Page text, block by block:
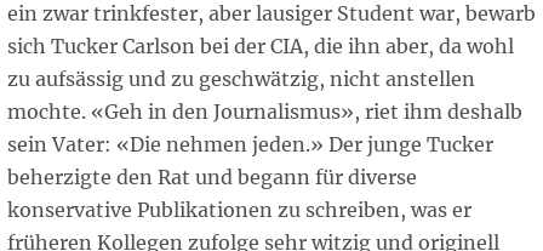
ein zwar trinkfester, aber lausiger Student war, bewarb
sich Tucker Carlson bei der CIA, die ihn aber, da wohl
zu aufsässig und zu geschwätzig, nicht anstellen
mochte. «Geh in den Journalismus», riet ihm deshalb
sein Vater: «Die nehmen jeden.» Der junge Tucker
beherzigte den Rat und begann für diverse
konservative Publikationen zu schreiben, was er
früheren Kollegen zufolge sehr witzig und originell